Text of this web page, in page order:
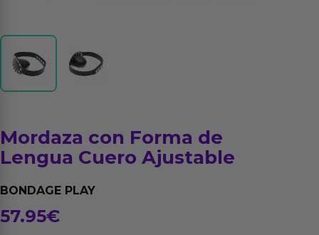
Mordaza con Forma de
Lengua Cuero Ajustable
BONDAGE PLAY
57.95€